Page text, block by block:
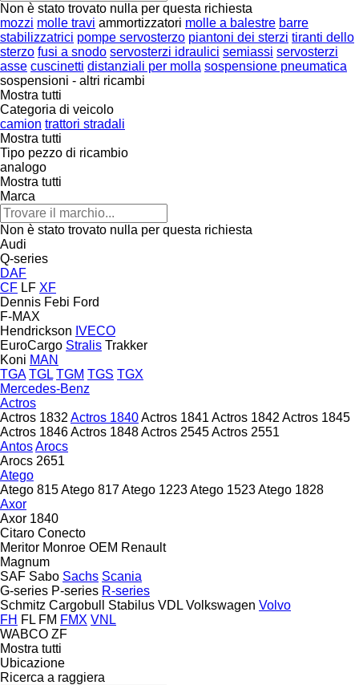
Non è stato trovato nulla per questa richiesta
mozzi molle travi ammortizzatori molle a balestre barre
stabilizzatrici pompe servosterzo piantoni dei sterzi tiranti dello
sterzo fusi a snodo servosterzi idraulici semiassi servosterzi
asse cuscinetti distanziali per molla sospensione pneumatica
sospensioni - altri ricambi
Mostra tutti
Categoria di veicolo
camion trattori stradali
Mostra tutti
Tipo pezzo di ricambio
analogo
Mostra tutti
Marca
Non è stato trovato nulla per questa richiesta
Audi
Q-series
DAF
CF LF XF
Dennis Febi Ford
F-MAX
Hendrickson IVECO
EuroCargo Stralis Trakker
Koni MAN
TGA TGL TGM TGS TGX
Mercedes-Benz
Actros
Actros 1832 Actros 1840Actros 1841 Actros 1842 Actros 1845
Actros 1846Actros 1848Actros 2545Actros 2551
AntosArocs
Arocs 2651
Atego
Atego 815Atego 817Atego 1223Atego 1523Atego 1828
Axor
Axor 1840
Citaro Conecto
Meritor Monroe OEM Renault
Magnum
SAF Sabo Sachs Scania
G-series P-series R-series
Schmitz Cargobull
Stabilus VDL Volkswagen Volvo
FH FL FM FMX VNL
WABCO ZF
Mostra tutti
Ubicazione
Ricerca a raggiera